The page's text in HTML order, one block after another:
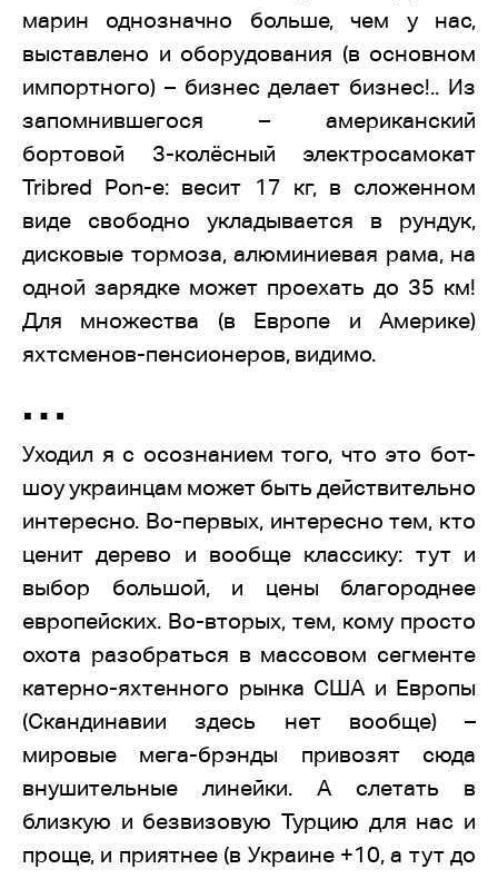
марин однозначно больше, чем у нас,
выставлено и оборудования (в основном
импортного) – бизнес делает бизнес!.. Из
запомнившегося – американский
бортовой 3-колёсный электросамокат
Tribred Pon-e: весит 17 кг, в сложенном
виде свободно укладывается в рундук,
дисковые тормоза, алюминиевая рама, на
одной зарядке может проехать до 35 км!
Для множества (в Европе и Америке)
яхтсменов-пенсионеров, видимо.
…
Уходил я с осознанием того, что это бот-
шоу украинцам может быть действительно
интересно. Во-первых, интересно тем, кто
ценит дерево и вообще классику: тут и
выбор большой, и цены благороднее
европейских. Во-вторых, тем, кому просто
охота разобраться в массовом сегменте
катерно-яхтенного рынка США и Европы
(Скандинавии здесь нет вообще) –
мировые мега-брэнды привозят сюда
внушительные линейки. А слетать в
близкую и безвизовую Турцию для нас и
проще, и приятнее (в Украине +10, а тут до